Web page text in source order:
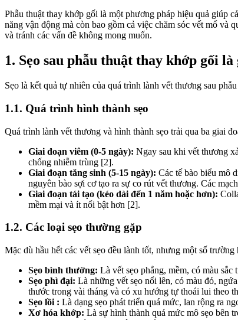
Phẫu thuật thay khớp gối là một phương pháp hiệu quả giúp
năng vận động mà còn bao gồm cả việc chăm sóc vết mổ và
và tránh các vấn đề không mong muốn.
1. Sẹo sau phẫu thuật thay khớp gối là
Sẹo là kết quả tự nhiên của quá trình lành vết thương sau
1.1. Quá trình hình thành sẹo
Quá trình lành vết thương và hình thành sẹo trải qua ba giai
Giai đoạn viêm (0-5 ngày): Ngay sau khi vết thương
chống nhiễm trùng [2].
Giai đoạn tăng sinh (5-15 ngày): Các tế bào biểu mô
nguyên bào sợi cơ tạo ra sự co rút vết thương. Các
Giai đoạn tái tạo (kéo dài đến 1 năm hoặc hơn):
mềm mại và ít nổi bật hơn [2].
1.2. Các loại sẹo thường gặp
Mặc dù hầu hết các vết sẹo đều lành tốt, nhưng một số
Sẹo bình thường: Là vết sẹo phẳng, mềm, có màu
Sẹo phì đại: Là những vết sẹo nổi lên, có màu đỏ,
thước trong vài tháng và có xu hướng tự thoái lui theo
Sẹo lồi : Là dạng sẹo phát triển quá mức, lan rộng ra
Xơ hóa khớp: Là sự hình thành quá mức mô sẹo bên